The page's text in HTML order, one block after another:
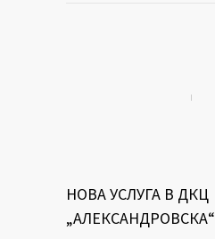
НОВА УСЛУГА В ДКЦ
„АЛЕКСАНДРОВСКА“